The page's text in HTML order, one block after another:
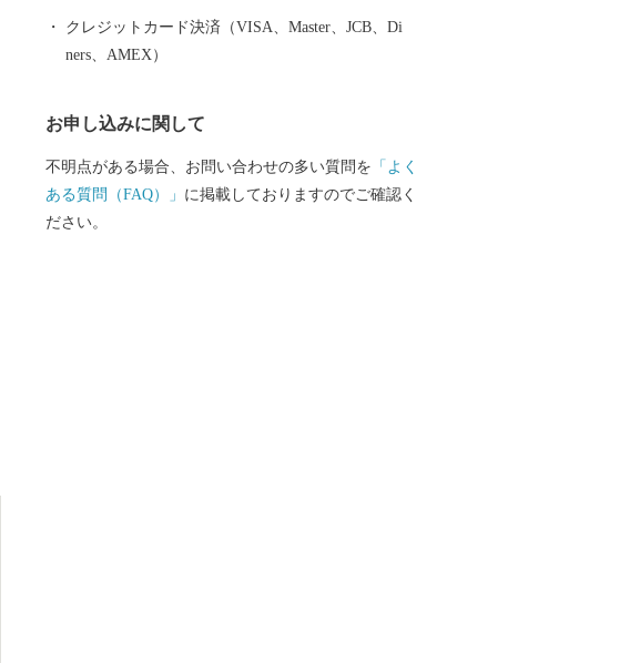
クレジットカード決済（VISA、Master、JCB、Di
ners、AMEX）
お申し込みに関して
不明点がある場合、お問い合わせの多い質問を 「よく
ある質問（FAQ）」 に掲載しておりますのでご確認く
ださい。